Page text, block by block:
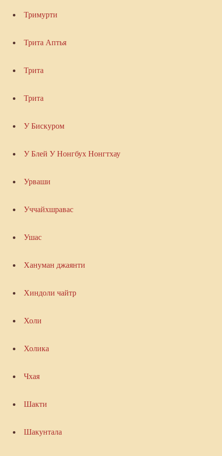
Тримурти
Трита Аптья
Трита
Трита
У Бискуром
У Блей У Нонгбух Нонгтхау
Урваши
Уччайхшравас
Ушас
Хануман джаянти
Хиндоли чайтр
Холи
Холика
Чхая
Шакти
Шакунтала